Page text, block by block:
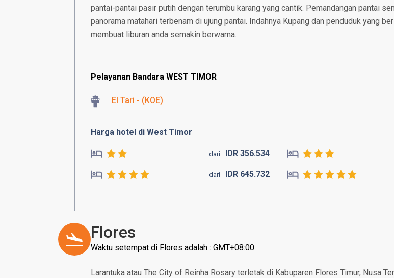
pantai-pantai pasir putih dengan terumbu karang yang cantik. Pemandangan pantai
panorama matahari terbenam di ujung pantai. Indahnya Kupang dan penduduk yang
membuat liburan anda semakin berwarna.
Pelayanan Bandara WEST TIMOR
El Tari - (KOE)
Harga hotel di West Timor
dari IDR356.534
dari IDR 645.732
Flores
Waktu setempat di Flores adalah : GMT+08:00
Larantuka atau The City of Reinha Rosary terletak di Kabuparen Flores Timur, Nusa